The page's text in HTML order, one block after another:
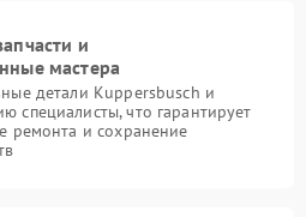
и
мастера
детали Kuppersbusch и
специалисты, что гарантирует
ремонта и сохранение